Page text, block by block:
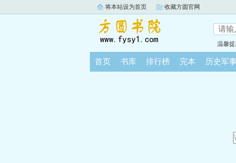
将本站设为首页 收藏方圆官网
温馨
首页 书库 排行榜 完本 历史军